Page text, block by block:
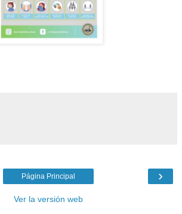
›
Página Principal
Ver la versión web